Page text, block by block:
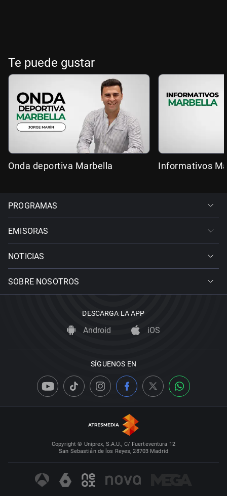
Te puede gustar
Onda deportiva Marbella Informativos
PROGRAMAS
EMISORAS
NOTICIAS
SOBRE NOSOTROS
DESCARGA LA APP
Android iOS
SÍGUENOS EN
Copyright © Uniprex, S.A.U., C/ Fuerteventura 12
San Sebastián de los Reyes, 28703 Madrid